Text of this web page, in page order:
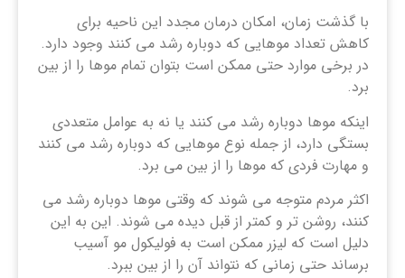
با گذشت زمان، امکان درمان مجدد این ناحیه برای
کاهش تعداد موهایی که دوباره رشد می کنند وجود دارد.
در برخی موارد حتی ممکن است بتوان تمام موها را از بین
برد.
اینکه موها دوباره رشد می کنند یا نه به عوامل متعددی
بستگی دارد، از جمله نوع موهایی که دوباره رشد می کنند
و مهارت فردی که موها را از بین می برد.
اکثر مردم متوجه می شوند که وقتی موها دوباره رشد می
کنند، روشن تر و کمتر از قبل دیده می شوند. این به این
دلیل است که لیزر ممکن است به فولیکول مو آسیب
برساند حتی زمانی که نتواند آن را از بین ببرد.